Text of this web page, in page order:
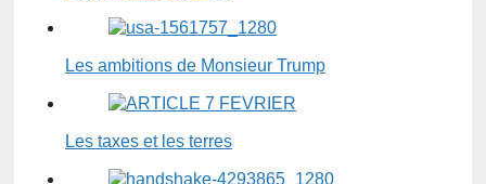
Les ambitions de Monsieur Trump
Les taxes et les terres